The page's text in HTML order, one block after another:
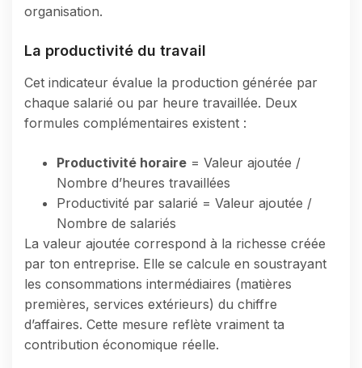
organisation.
La productivité du travail
Cet indicateur évalue la production générée par
chaque salarié ou par heure travaillée. Deux
formules complémentaires existent :
Productivité horaire = Valeur ajoutée /
Nombre d’heures travaillées
Productivité par salarié = Valeur ajoutée /
Nombre de salariés
La valeur ajoutée correspond à la richesse créée
par ton entreprise. Elle se calcule en soustrayant
les consommations intermédiaires (matières
premières, services extérieurs) du chiffre
d’affaires. Cette mesure reflète vraiment ta
contribution économique réelle.